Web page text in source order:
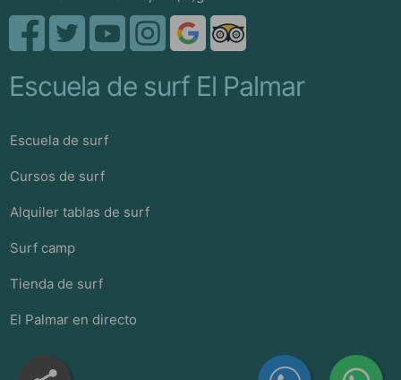
Escuela de surf El Palmar
Escuela de surf
Cursos de surf
Alquiler tablas de surf
Surf camp
Tienda de surf
El Palmar en directo